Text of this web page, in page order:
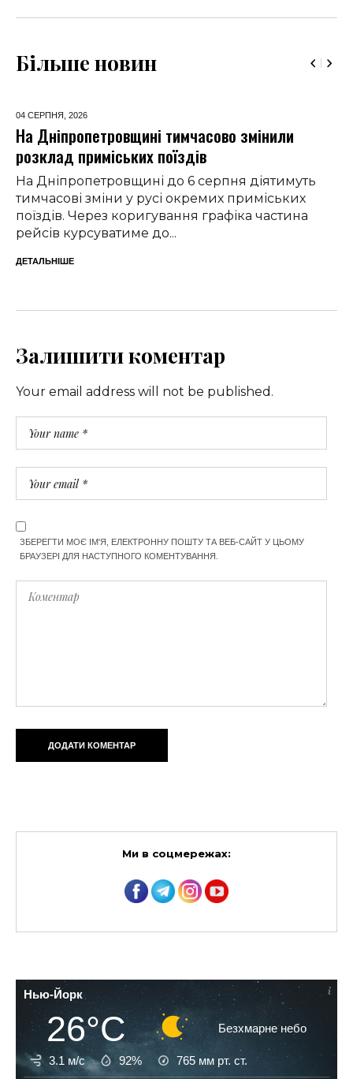
Більше новин
04 СЕРПНЯ, 2026
На Дніпропетровщині тимчасово змінили
розклад приміських поїздів
На Дніпропетровщині до 6 серпня діятимуть
тимчасові зміни у русі окремих приміських
поїздів. Через коригування графіка частина
рейсів курсуватиме до...
ДЕТАЛЬНІШЕ
Залишити коментар
Your email address will not be published.
ЗБЕРЕГТИ МОЄ ІМ'Я, ЕЛЕКТРОННУ ПОШТУ ТА ВЕБ-САЙТ У ЦЬОМУ
БРАУЗЕРІ ДЛЯ НАСТУПНОГО КОМЕНТУВАННЯ.
Ми в соцмережах:
Нью-Йорк
26°C Безхмарне небо
3.1 м/с 92% 765 мм рт. ст.